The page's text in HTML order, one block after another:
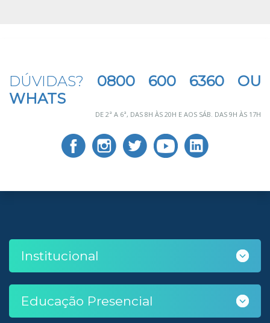
DÚVIDAS? 0800 600 6360 OU
WHATS
DE 2ª A 6ª, DAS 8H ÀS 20H E AOS SÁB. DAS 9H ÀS 17H
Institucional
Educação Presencial